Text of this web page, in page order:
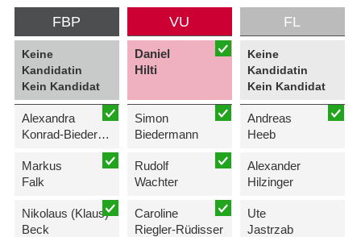
FBP
Keine
Kandidatin
Kein Kandidat
Alexandra
Konrad-Biedermann
Markus
Falk
Nikolaus (Klaus)
Beck
VU
Daniel
Hilti
Simon
Biedermann
Rudolf
Wachter
Caroline
Riegler-Rüdisser
FL
Keine
Kandidatin
Kein Kandidat
Andreas
Heeb
Alexander
Hilzinger
Ute
Jastrzab